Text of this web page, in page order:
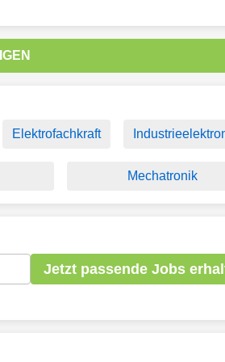
Elektrofachkraft
Mechatronik
Jetzt passende Jobs